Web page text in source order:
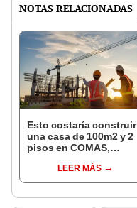
NOTAS RELACIONADAS
Esto costaría construir
una casa de 100m2 y 2
pisos en COMAS,
distritos de LIMA
NORTE
LEER MÁS